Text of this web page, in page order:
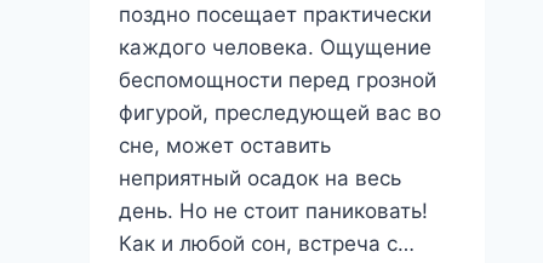
поздно посещает практически
каждого человека. Ощущение
беспомощности перед грозной
фигурой, преследующей вас во
сне, может оставить
неприятный осадок на весь
день. Но не стоит паниковать!
Как и любой сон, встреча с…